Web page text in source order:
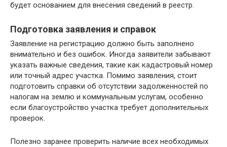
будет основанием для внесения сведений в реестр.
Подготовка заявления и справок
Заявление на регистрацию должно быть заполнено
внимательно и без ошибок. Иногда заявители забывают
указать важные сведения, такие как кадастровый номер
или точный адрес участка. Помимо заявления, стоит
подготовить справки об отсутствии задолженностей по
налогам на землю и коммунальным услугам, особенно
если благоустройство участка требует дополнительных
проверок.
Полезно заранее проверить наличие всех необходимых